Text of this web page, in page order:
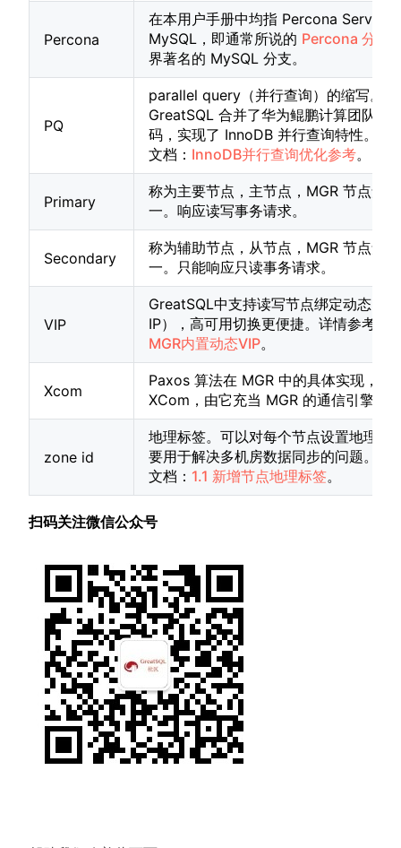
Percona
在本用户手册中均指 Percona Server
MySQL，即通常所说的 Percona 分支
界著名的 MySQL 分支。
PQ
parallel query（并行查询）的缩写。
GreatSQL 合并了华为鲲鹏计算团队贡
码，实现了 InnoDB 并行查询特性。详
文档： InnoDB并行查询优化参考。
Primary
称为主要节点，主节点，MGR 节点角
一。响应读写事务请求。
Secondary
称为辅助节点，从节点，MGR 节点角
一。只能响应只读事务请求。
VIP
GreatSQL中支持读写节点绑定动态
IP），高可用切换更便捷。详情参考文
MGR内置动态VIP。
Xcom
Paxos 算法在 MGR 中的具体实现，称
XCom，由它充当 MGR 的通信引擎。
zone id
地理标签。可以对每个节点设置地理标
要用于解决多机房数据同步的问题。详
文档： 1.1 新增节点地理标签。
扫码关注微信公众号